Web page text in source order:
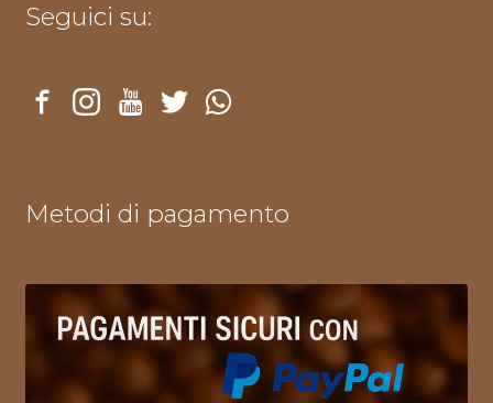
Seguici su:
Metodi di pagamento